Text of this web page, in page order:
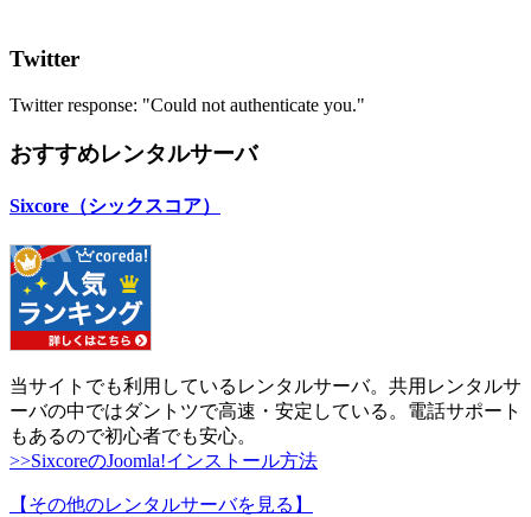
Twitter
Twitter response: "Could not authenticate you."
おすすめレンタルサーバ
Sixcore（シックスコア）
当サイトでも利用しているレンタルサーバ。共用レンタルサ
ーバの中ではダントツで高速・安定している。電話サポート
もあるので初心者でも安心。
>>SixcoreのJoomla!インストール方法
【その他のレンタルサーバを見る 】